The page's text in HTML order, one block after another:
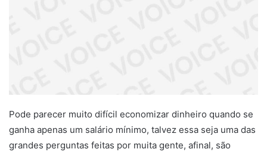
Pode parecer muito difícil economizar dinheiro quando se
ganha apenas um salário mínimo, talvez essa seja uma das
grandes perguntas feitas por muita gente, afinal, são